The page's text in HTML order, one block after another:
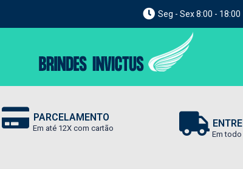
Seg - Sex 8:00 - 18:00
PARCELAMENTO
Em até 12X com cartão
Em todo